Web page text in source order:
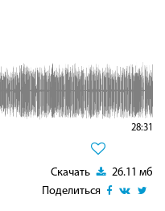
28:31
Скачать
26.11 мб
Поделиться